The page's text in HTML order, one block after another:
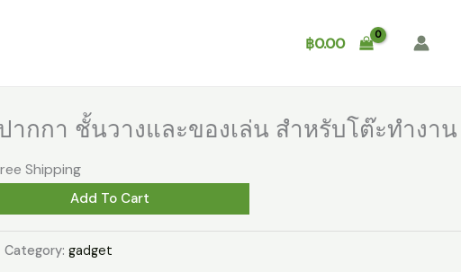
฿0.00
ากกา ชั้นวางและของเล่น สำหรับโต๊ะทำงาน
Shipping
Add To Cart
Category: gadget